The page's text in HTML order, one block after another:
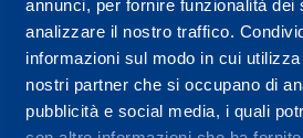
annunci, per fornire funzionalità dei
analizzare il nostro traffico.
informazioni sul modo in cui
nostri partner che si occupano di
pubblicità e social media, i quali
Per prenotare una visita o avere
informazioni: telefonare allo +39
lunedì a venerdì 9.30-12.30 e 14.30-